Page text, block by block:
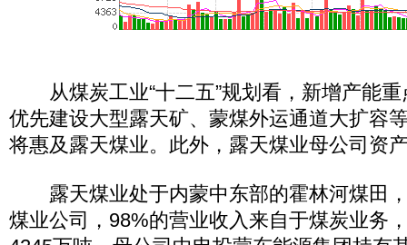
从煤炭工业“十二五”规划看，新增产能重
优先建设大型露天矿、蒙煤外运通道大扩容
将惠及露天煤业。此外，露天煤业母公司资
露天煤业处于内蒙中东部的霍林河煤田
煤业公司，98%的营业收入来自于煤炭业务